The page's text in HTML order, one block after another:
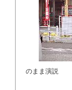
のまま演説